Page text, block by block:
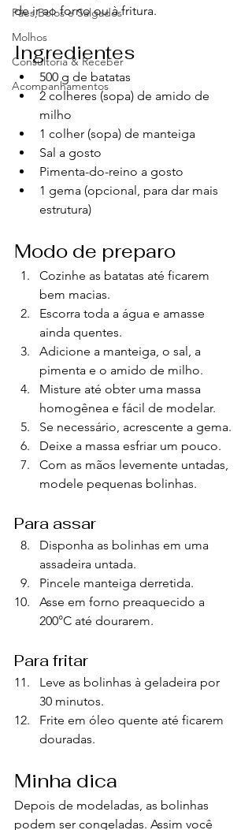
Pães,Bolos e Salgados
Molhos
Consultoria & Receber
Acompanhamentos
de ir ao forno ou à fritura.
Ingredientes
500 g de batatas
2 colheres (sopa) de amido de
milho
1 colher (sopa) de manteiga
Sal a gosto
Pimenta-do-reino a gosto
1 gema (opcional, para dar mais
estrutura)
Modo de preparo
Cozinhe as batatas até ficarem
bem macias.
Escorra toda a água e amasse
ainda quentes.
Adicione a manteiga, o sal, a
pimenta e o amido de milho.
Misture até obter uma massa
homogênea e fácil de modelar.
Se necessário, acrescente a gema.
Deixe a massa esfriar um pouco.
Com as mãos levemente untadas,
modele pequenas bolinhas.
Para assar
Disponha as bolinhas em uma
assadeira untada.
Pincele manteiga derretida.
Asse em forno preaquecido a
200°C até dourarem.
Para fritar
Leve as bolinhas à geladeira por
30 minutos.
Frite em óleo quente até ficarem
douradas.
Minha dica
Depois de modeladas, as bolinhas
podem ser congeladas. Assim você